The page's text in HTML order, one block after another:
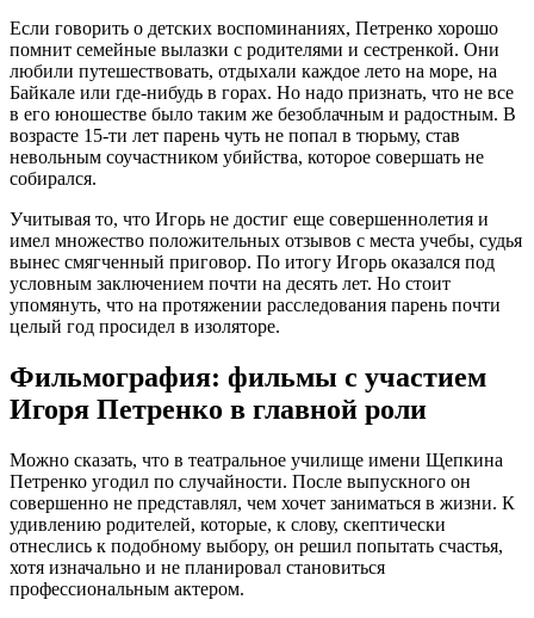
Если говорить о детских воспоминаниях, Петренко хорошо
помнит семейные вылазки с родителями и сестренкой. Они
любили путешествовать, отдыхали каждое лето на море, на
Байкале или где-нибудь в горах. Но надо признать, что не все
в его юношестве было таким же безоблачным и радостным. В
возрасте 15-ти лет парень чуть не попал в тюрьму, став
невольным соучастником убийства, которое совершать не
собирался.
Учитывая то, что Игорь не достиг еще совершеннолетия и
имел множество положительных отзывов с места учебы, судья
вынес смягченный приговор. По итогу Игорь оказался под
условным заключением почти на десять лет. Но стоит
упомянуть, что на протяжении расследования парень почти
целый год просидел в изоляторе.
Фильмография: фильмы с участием
Игоря Петренко в главной роли
Можно сказать, что в театральное училище имени Щепкина
Петренко угодил по случайности. После выпускного он
совершенно не представлял, чем хочет заниматься в жизни. К
удивлению родителей, которые, к слову, скептически
отнеслись к подобному выбору, он решил попытать счастья,
хотя изначально и не планировал становиться
профессиональным актером.